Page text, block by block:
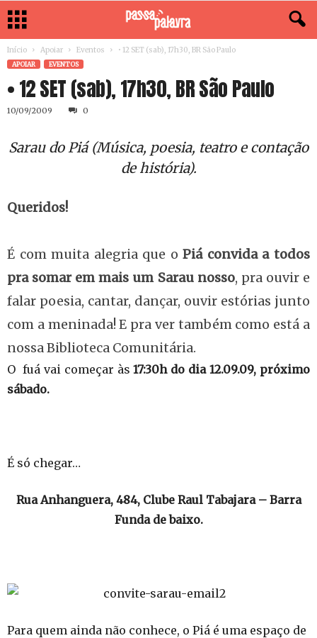
Início Apoiar Eventos • 12 SET (sab), 17h30, BR São Paulo
APOIAR EVENTOS
• 12 SET (sab), 17h30, BR São Paulo
10/09/2009 0
Sarau do Piá (Música, poesia, teatro e contação
de história).
Queridos!
É com muita alegria que o Piá convida a todos
pra somar em mais um Sarau nosso, pra ouvir e
falar poesia, cantar, dançar, ouvir estórias junto
com a meninada! E pra ver também como está a
nossa Biblioteca Comunitária.
O fuá vai começar às17:30h do dia 12.09.09, próximo
sábado.
É só chegar…
Rua Anhanguera, 484, Clube Raul Tabajara – Barra
Funda de baixo.
Para quem ainda não conhece, o Piá é uma espaço de